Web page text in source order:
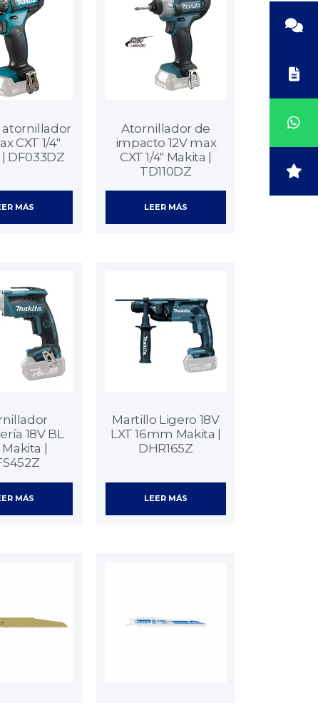
atornillador
CXT 1/4″
DF033DZ
MÁS
Atornillador de
impacto 12V max
CXT 1/4″ Makita |
TD110DZ
LEER MÁS
18V BL
|
MÁS
Martillo Ligero 18V
LXT 16mm Makita |
DHR165Z
LEER MÁS